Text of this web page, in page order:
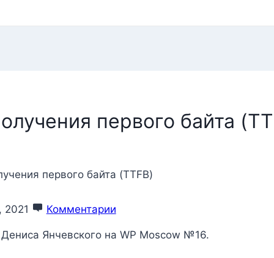
первого байта
первого байта (TTFB)
2021 Комментарии
Янчевского на WP Moscow №16.